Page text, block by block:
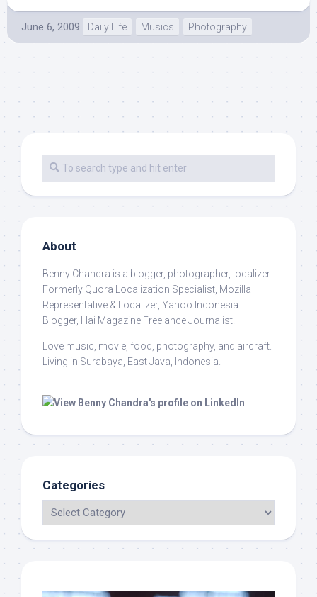
June 6, 2009 Daily Life Musics Photography
About
Benny Chandra is a blogger, photographer, localizer.
Formerly Quora Localization Specialist, Mozilla
Representative & Localizer, Yahoo Indonesia
Blogger, Hai Magazine Freelance Journalist.
Love music, movie, food, photography, and aircraft.
Living in Surabaya, East Java, Indonesia.
Categories